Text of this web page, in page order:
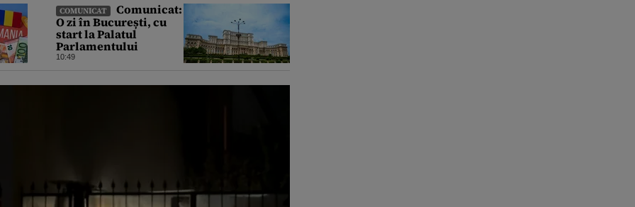
COMUNICAT
Comunicat:
O zi în București, cu
start la Palatul
Parlamentului
10:49